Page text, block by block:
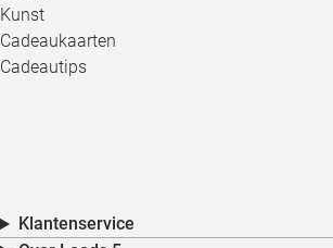
Kunst
Cadeaukaarten
Cadeautips
Klantenservice